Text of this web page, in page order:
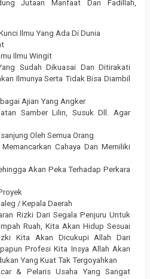
Jutaan Manfaat Dan Fadillah,
Ilmu Yang Ada Di Dunia
Ilmu Wingit
Sudah Dikuasai Dan Ditirakati
Ilmunya Serta Tidak Bisa Diambil
Ajian Yang Angker
Samber Lilin, Susuk Dll. Agar
Oleh Semua Orang
Cahaya Dan Memiliki
Akan Peka Terhadap Perkara
/ Kepala Daerah
Rizki Dari Segala Penjuru Untuk
Ruah, Kita Akan Hidup Sesuai
Kita Akan Dicukupi Allah Dari
Profesi Kita Insya Allah Akan
Yang Kuat Tak Tergoyahkan
& Pelaris Usaha Yang Sangat